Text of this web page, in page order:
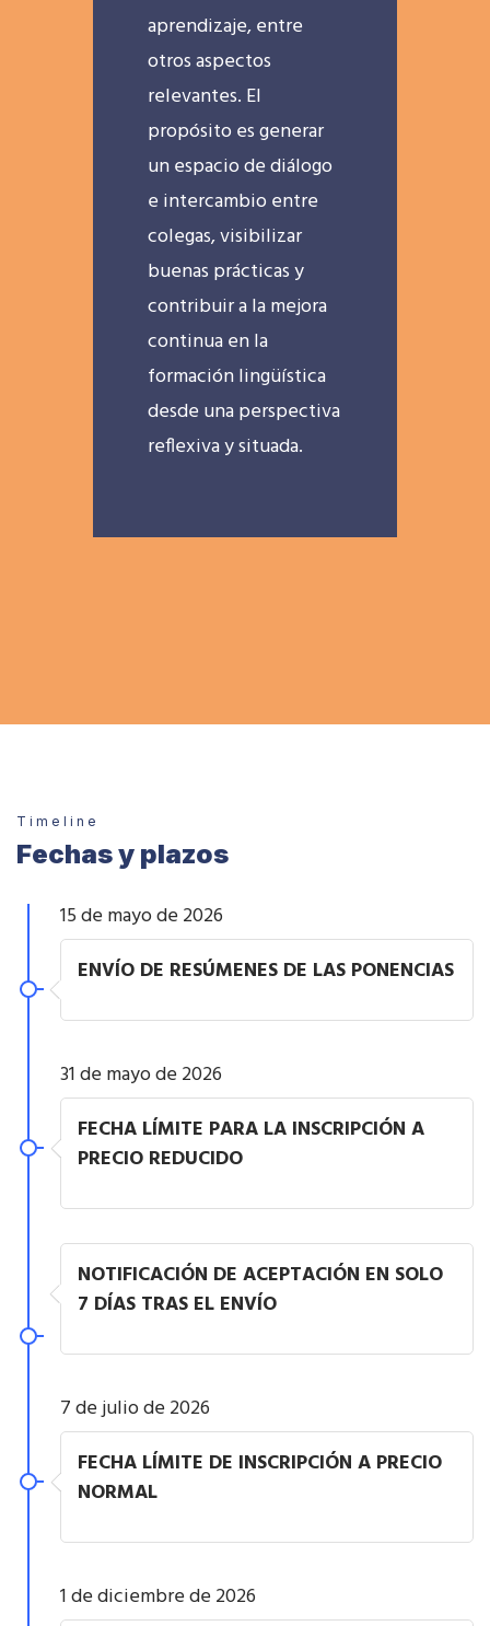
aprendizaje, entre
otros aspectos
relevantes. El
propósito es generar
un espacio de diálogo
e intercambio entre
colegas, visibilizar
buenas prácticas y
contribuir a la mejora
continua en la
formación lingüística
desde una perspectiva
reflexiva y situada.
Timeline
Fechas y plazos
15 de mayo de 2026
ENVÍO DE RESÚMENES DE LAS PONENCIAS
31 de mayo de 2026
FECHA LÍMITE PARA LA INSCRIPCIÓN A
PRECIO REDUCIDO
NOTIFICACIÓN DE ACEPTACIÓN EN SOLO
7 DÍAS TRAS EL ENVÍO
7 de julio de 2026
FECHA LÍMITE DE INSCRIPCIÓN A PRECIO
NORMAL
1 de diciembre de 2026